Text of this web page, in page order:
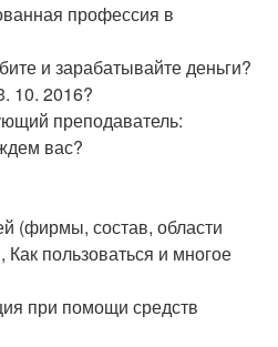
профессия в
и зарабатывайте деньги?
10. 2016?
преподаватель:
вас?
(фирмы, состав, области
Как пользоваться и многое
при помощи средств